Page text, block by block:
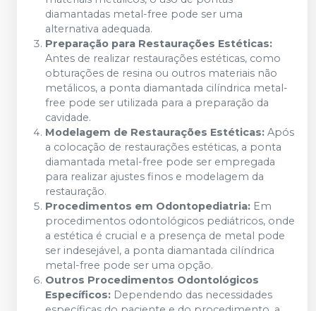
diamantadas metal-free pode ser uma
alternativa adequada.
Preparação para Restaurações Estéticas:
Antes de realizar restaurações estéticas, como
obturações de resina ou outros materiais não
metálicos, a ponta diamantada cilíndrica metal-
free pode ser utilizada para a preparação da
cavidade.
Modelagem de Restaurações Estéticas: Após
a colocação de restaurações estéticas, a ponta
diamantada metal-free pode ser empregada
para realizar ajustes finos e modelagem da
restauração.
Procedimentos em Odontopediatria: Em
procedimentos odontológicos pediátricos, onde
a estética é crucial e a presença de metal pode
ser indesejável, a ponta diamantada cilíndrica
metal-free pode ser uma opção.
Outros Procedimentos Odontológicos
Específicos: Dependendo das necessidades